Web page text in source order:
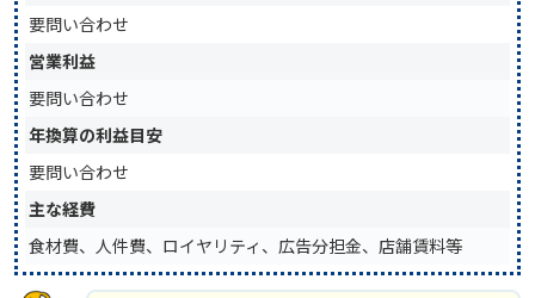
要問い合わせ
営業利益
要問い合わせ
年換算の利益目安
要問い合わせ
主な経費
食材費、人件費、ロイヤリティ、広告分担金、店舗賃料等